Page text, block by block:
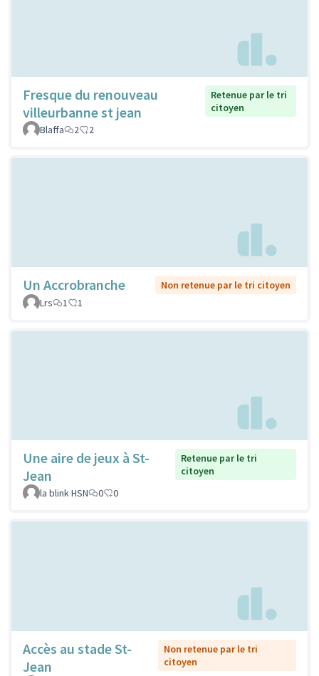
Fresque du renouveau
villeurbanne st jean
Retenue par le tri
citoyen
Blaffa
2 2
Un Accrobranche
Non retenue par le tri citoyen
Lrs
1 1
Une aire de jeux à St-
Jean
Retenue par le tri
citoyen
la blink HSN
0 0
Accès au stade St-
Jean
Non retenue par le tri
citoyen